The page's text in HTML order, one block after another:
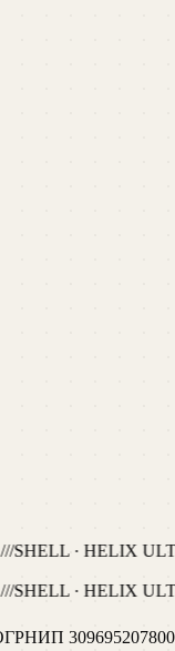
SHELL · HELIX
SHELL · HELIX